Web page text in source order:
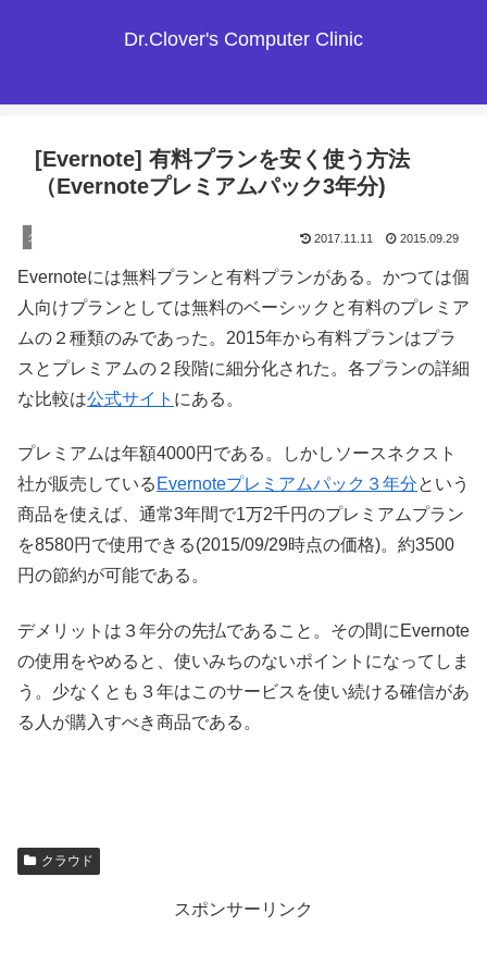
Dr.Clover's Computer Clinic
[Evernote] 有料プランを安く使う方法
（Evernoteプレミアムパック3年分)
クラウド 2017.11.11 2015.09.29
Evernoteには無料プランと有料プランがある。かつては個
人向けプランとしては無料のベーシックと有料のプレミア
ムの２種類のみであった。2015年から有料プランはプラ
スとプレミアムの２段階に細分化された。各プランの詳細
な比較は公式サイト にある。
プレミアムは年額4000円である。しかしソースネクスト
社が販売している Evernoteプレミアムパック３年分という
商品を使えば、通常3年間で1万2千円のプレミアムプラン
を8580円で使用できる(2015/09/29時点の価格)。約3500
円の節約が可能である。
デメリットは３年分の先払であること。その間にEvernote
の使用をやめると、使いみちのないポイントになってしま
う。少なくとも３年はこのサービスを使い続ける確信があ
る人が購入すべき商品である。
クラウド
スポンサーリンク